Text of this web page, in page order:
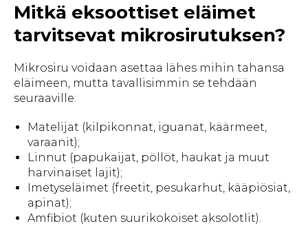
Mitkä eksoottiset eläimet
tarvitsevat mikrosirutuksen?
Mikrosiru voidaan asettaa lähes mihin tahansa
eläimeen, mutta tavallisimmin se tehdään
seuraaville:
Matelijat (kilpikonnat, iguanat, käärmeet,
varaanit);
Linnut (papukaijat, pöllöt, haukat ja muut
harvinaiset lajit);
Imetyseläimet (freetit, pesukarhut, kääpiösiat,
apinat);
Amfibiot (kuten suurikokoiset aksolotlit).